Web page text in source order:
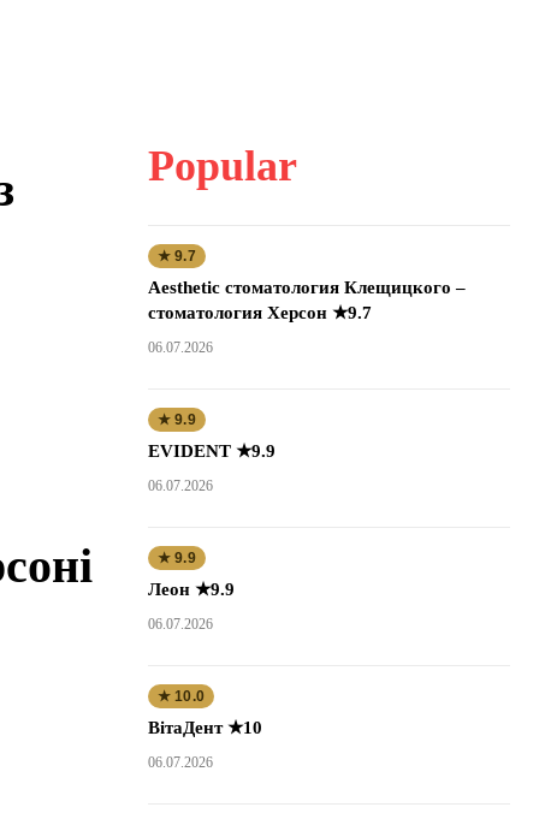
Popular
★ 9.7
Aesthetic стоматология Клещицкого –
стоматология Херсон ★9.7
06.07.2026
★ 9.9
EVIDENT ★9.9
06.07.2026
★ 9.9
Леон ★9.9
06.07.2026
★ 10.0
ВітаДент ★10
06.07.2026